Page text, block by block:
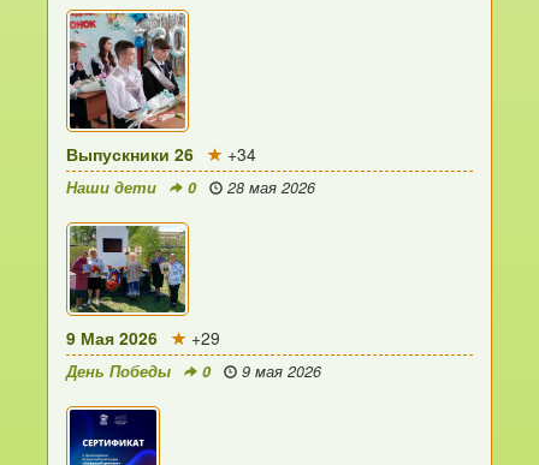
Выпускники 26 +34
Наши дети 0 28 мая 2026
9 Мая 2026 +29
День Победы 0 9 мая 2026